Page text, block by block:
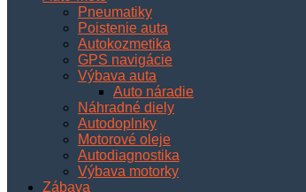
Pneumatiky
Poistenie auta
Autokozmetika
GPS navigácie
Výbava auta
Auto náradie
Náhradné diely
Autodoplnky
Motorové oleje
Autodiagnostika
Výbava motorky
Zábava